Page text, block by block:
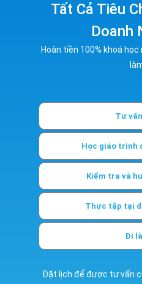
Tất Cả Tiêu
Doanh
Hoàn tiền 100% khoá
Tư
Học giáo trình
Kiểm tra và
Thực tập tại
Đi
Đặt lịch để được tư vấn